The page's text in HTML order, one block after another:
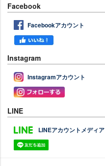
Facebook
Facebookアカウント
Instagram
Instagramアカウント
LINE
LINEアカウントメディア